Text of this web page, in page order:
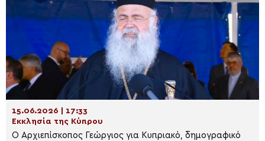
15.06.2026 | 17:33
Εκκλησία της Κύπρου
Ο Αρχιεπίσκοπος Γεώργιος για Κυπριακό, δημογραφικό